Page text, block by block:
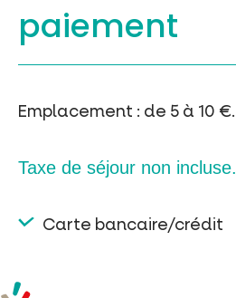
paiement
Emplacement : de 5 à 10 €.
Taxe de séjour non incluse.
Carte bancaire/crédit